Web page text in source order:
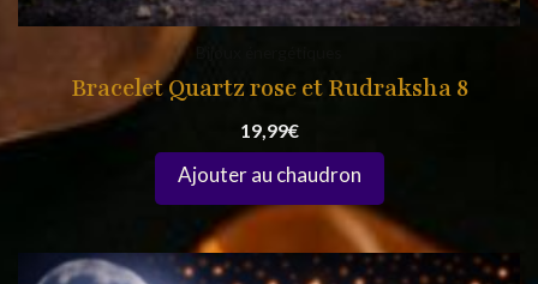
Bracelet Quartz rose et Rudraksha 8
19,99€